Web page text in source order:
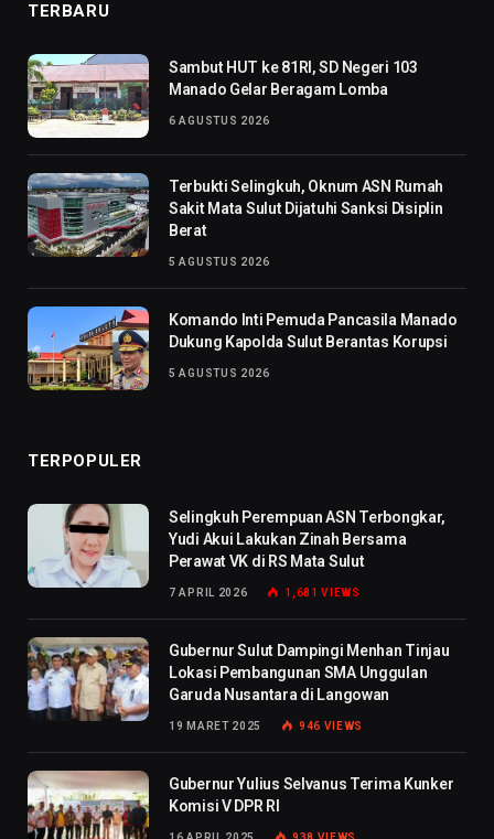
TERBARU
Sambut HUT ke 81RI, SD Negeri 103
Manado Gelar Beragam Lomba
6 AGUSTUS 2026
Terbukti Selingkuh, Oknum ASN Rumah
Sakit Mata Sulut Dijatuhi Sanksi Disiplin
Berat
5 AGUSTUS 2026
Komando Inti Pemuda Pancasila Manado
Dukung Kapolda Sulut Berantas Korupsi
5 AGUSTUS 2026
TERPOPULER
Selingkuh Perempuan ASN Terbongkar,
Yudi Akui Lakukan Zinah Bersama
Perawat VK di RS Mata Sulut
7 APRIL 2026 1,681VIEWS
Gubernur Sulut Dampingi Menhan Tinjau
Lokasi Pembangunan SMA Unggulan
Garuda Nusantara di Langowan
19 MARET 2025 946 VIEWS
Gubernur Yulius Selvanus Terima Kunker
Komisi V DPR RI